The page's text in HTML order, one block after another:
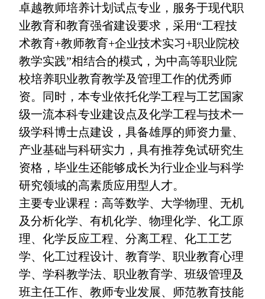
卓越教师培养计划试点专业，服务于现代职
业教育和教育强省建设要求，采用“工程技
术教育+教师教育+企业技术实习+职业院校
教学实践”相结合的模式，为中高等职业院
校培养职业教育教学及管理工作的优秀师
资。同时，本专业依托化学工程与工艺国家
级一流本科专业建设点及化学工程与技术一
级学科博士点建设，具备雄厚的师资力量、
产业基础与科研实力，具有推荐免试研究生
资格，毕业生还能够成长为行业企业与科学
研究领域的高素质应用型人才。
主要专业课程：高等数学、大学物理、无机
及分析化学、有机化学、物理化学、化工原
理、化学反应工程、分离工程、化工工艺
学、化工过程设计、教育学、职业教育心理
学、学科教学法、职业教育学、班级管理及
班主任工作、教师专业发展、师范教育技能